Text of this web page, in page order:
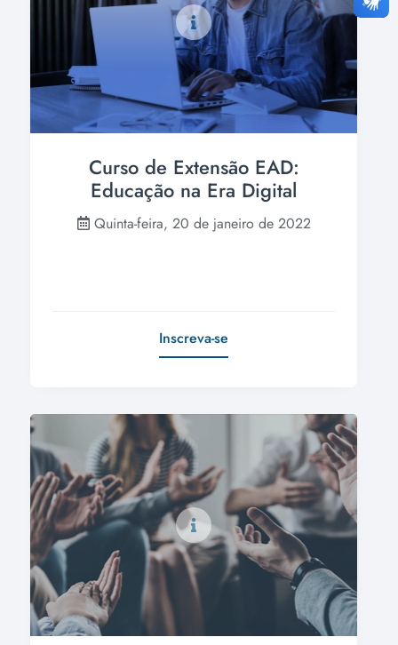
Curso de Extensão EAD:
Educação na Era Digital
Quinta-feira, 20 de janeiro de 2022
Inscreva-se